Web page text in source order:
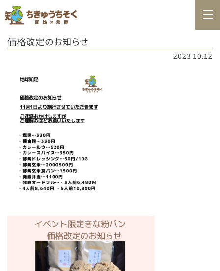
お知らせ
お問合せ
価格改定のお知らせ
2023.10.12